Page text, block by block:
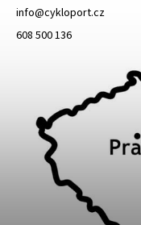
info@cykloport.cz
608 500 136